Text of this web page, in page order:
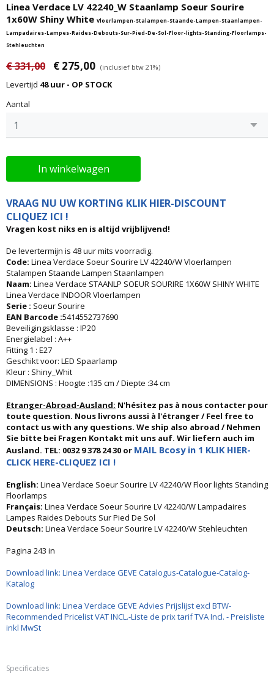
Linea Verdace LV 42240_W Staanlamp Soeur Sourire
1x60W Shiny White Vloerlampen-Stalampen-Staande-Lampen-Staanlampen-
Lampadaires-Lampes-Raides-Debouts-Sur-Pied-De-Sol-Floor-lights-Standing-Floorlamps-
Stehleuchten
€ 331,00 € 275,00 (inclusief btw 21%)
Levertijd 48 uur - OP STOCK
Aantal
In winkelwagen
VRAAG NU UW KORTING KLIK HIER-DISCOUNT
CLIQUEZ ICI !
Vragen kost niks en is altijd vrijblijvend!
De levertermijn is 48 uur mits voorradig.
Code: Linea Verdace Soeur Sourire LV 42240/W Vloerlampen
Stalampen Staande Lampen Staanlampen
Naam: Linea Verdace STAANLP SOEUR SOURIRE 1X60W SHINY WHITE
Linea Verdace INDOOR Vloerlampen
Serie : Soeur Sourire
EAN Barcode :5414552737690
Beveiligingsklasse : IP20
Energielabel : A++
Fitting 1 : E27
Geschikt voor: LED Spaarlamp
Kleur : Shiny_Whit
DIMENSIONS : Hoogte :135 cm / Diepte :34 cm
Etranger-Abroad-Ausland: N'hésitez pas à nous contacter pour
toute question. Nous livrons aussi à l'étranger / Feel free to
contact us with any questions. We ship also abroad / Nehmen
Sie bitte bei Fragen Kontakt mit uns auf. Wir liefern auch im
Ausland. TEL: 0032 9 378 24 30 or MAIL Bcosy in 1 KLIK HIER-
CLICK HERE-CLIQUEZ ICI !
English: Linea Verdace Soeur Sourire LV 42240/W Floor lights Standing
Floorlamps
Français: Linea Verdace Soeur Sourire LV 42240/W Lampadaires
Lampes Raides Debouts Sur Pied De Sol
Deutsch: Linea Verdace Soeur Sourire LV 42240/W Stehleuchten
Pagina 243 in
Download link: Linea Verdace GEVE Catalogus-Catalogue-Catalog-
Katalog
Download link: Linea Verdace GEVE Advies Prijslijst excl BTW-
Recommended Pricelist VAT INCL.-Liste de prix tarif TVA Incl. - Preisliste
inkl MwSt
Specificaties